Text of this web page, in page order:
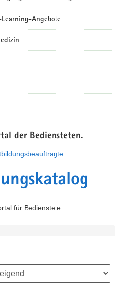
Learning-Angebote
der Bediensteten.
für Bedienstete.